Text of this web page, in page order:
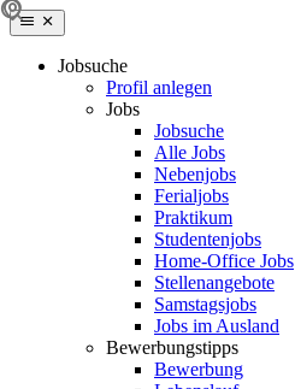
Jobsuche
Profil anlegen
Jobs
Jobsuche
Alle Jobs
Nebenjobs
Ferialjobs
Praktikum
Studentenjobs
Home-Office Jobs
Stellenangebote
Samstagsjobs
Jobs im Ausland
Bewerbungstipps
Bewerbung